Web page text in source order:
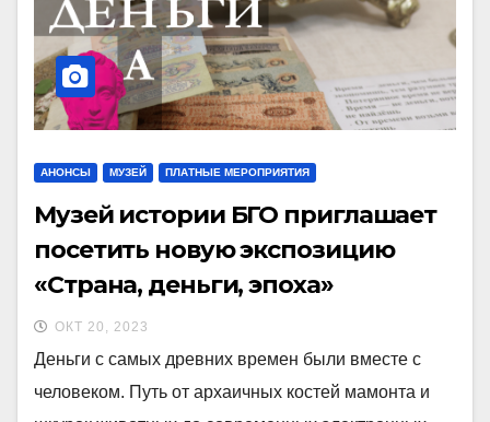
АНОНСЫ МУЗЕЙ ПЛАТНЫЕ МЕРОПРИЯТИЯ
Музей истории БГО приглашает
посетить новую экспозицию
«Страна, деньги, эпоха»
ОКТ 20, 2023
Деньги с самых древних времен были вместе с
человеком. Путь от архаичных костей мамонта и